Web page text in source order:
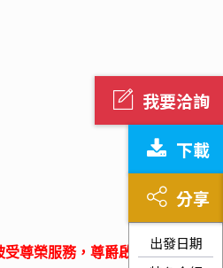
我要洽詢
下載
分享
出發日期
尊榮服務，尊爵啟